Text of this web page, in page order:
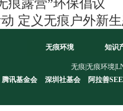
痕露营”环保倡议
定义无痕户外新
无痕环境 知识
无痕|无痕环境
腾讯基金会 深圳社基会 阿拉善SEE